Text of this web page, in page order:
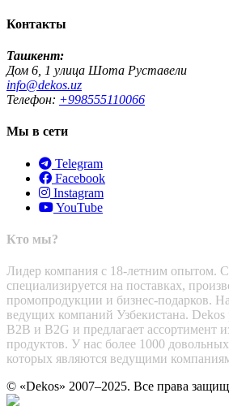
Контакты
Ташкент:
Дом 6, 1 улица Шота Руставели
info@dekos.uz
Телефон: +998555110066
Мы в сети
Telegram
Facebook
Instagram
YouTube
Кто мы?
Лидер компания с 18-летним опытом.
специализируется на поставках,
промопродукции и бизнес-подарков.
ведущих компаний Узбекистана. Dekos
B2B и B2G и предлагает ассортимент
продуктов. У нас более 1000
которых являются ведущими
© «Dekos» 2007–2025. Все права